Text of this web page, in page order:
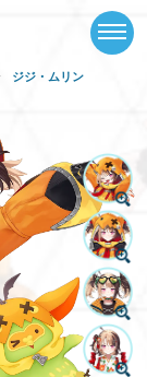
ジジ・ムリン